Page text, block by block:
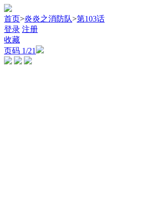
首页>炎炎之消防队>第103话
登录 注册
收藏
页码 1/21